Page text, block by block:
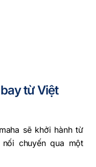
từ Việt
sẽ khởi hành từ
chuyến qua một